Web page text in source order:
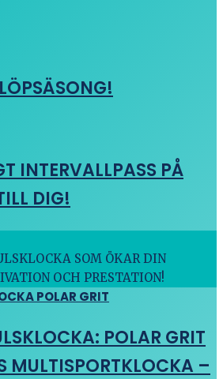
INTERVALLPASS PÅ
DIG!
SOM ÖKAR DIN
OCH PRESTATION!
POLAR GRIT
MULTISPORTKLOCKA –